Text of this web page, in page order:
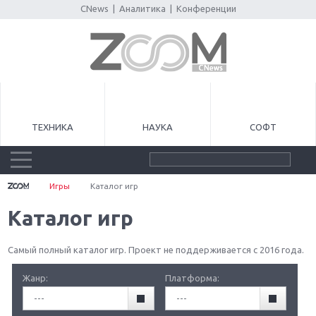
CNews Аналитика Конференции
ТЕХНИКА НАУКА СОФТ
Игры Каталог игр
Каталог игр
Самый полный каталог игр. Проект не поддерживается с 2016 года.
Жанр:
---
Платформа:
---